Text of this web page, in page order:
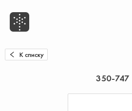
К списку
350-747